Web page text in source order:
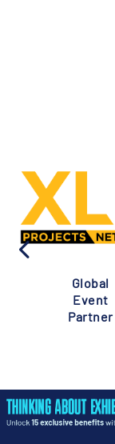
Global
Event
Partner